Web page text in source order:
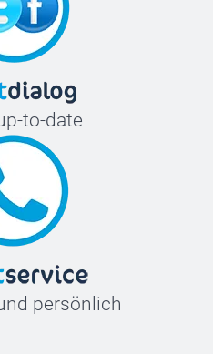
to-date
persönlich